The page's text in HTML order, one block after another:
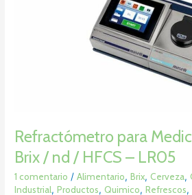
Refractómetro para
Brix / nd / HFCS – LR05
1 comentario /Alimentario,Brix, Cerveza,
Industrial,Productos, Quimico,Refrescos,